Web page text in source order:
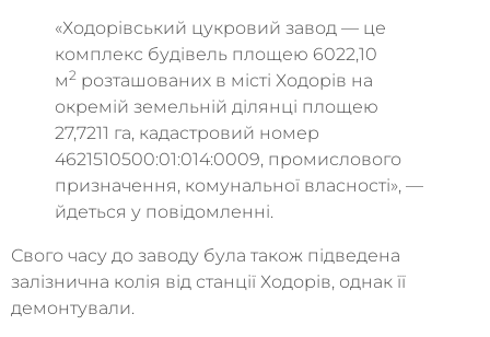
«Ходорівський цукровий завод — це
комплекс будівель площею 6022,10
м2 розташованих в місті Ходорів на
окремій земельній ділянці площею
27,7211 га, кадастровий номер
4621510500:01:014:0009, промислового
призначення, комунальної власності», —
йдеться у повідомленні.
Свого часу до заводу була також підведена
залізнична колія від станції Ходорів, однак її
демонтували.